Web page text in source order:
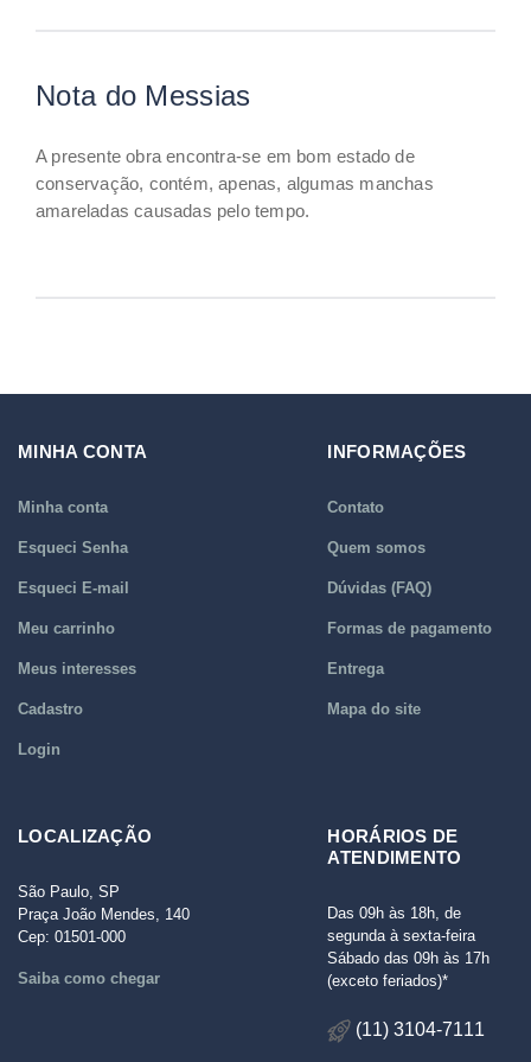
Nota do Messias
A presente obra encontra-se em bom estado de
conservação, contém, apenas, algumas manchas
amareladas causadas pelo tempo.
MINHA CONTA
Minha conta
Esqueci Senha
Esqueci E-mail
Meu carrinho
Meus interesses
Cadastro
Login
INFORMAÇÕES
Contato
Quem somos
Dúvidas (FAQ)
Formas de pagamento
Entrega
Mapa do site
LOCALIZAÇÃO
São Paulo, SP
Praça João Mendes, 140
Cep: 01501-000
Saiba como chegar
HORÁRIOS DE
ATENDIMENTO
Das 09h às 18h, de
segunda à sexta-feira
Sábado das 09h às 17h
(exceto feriados)*
(11) 3104-7111